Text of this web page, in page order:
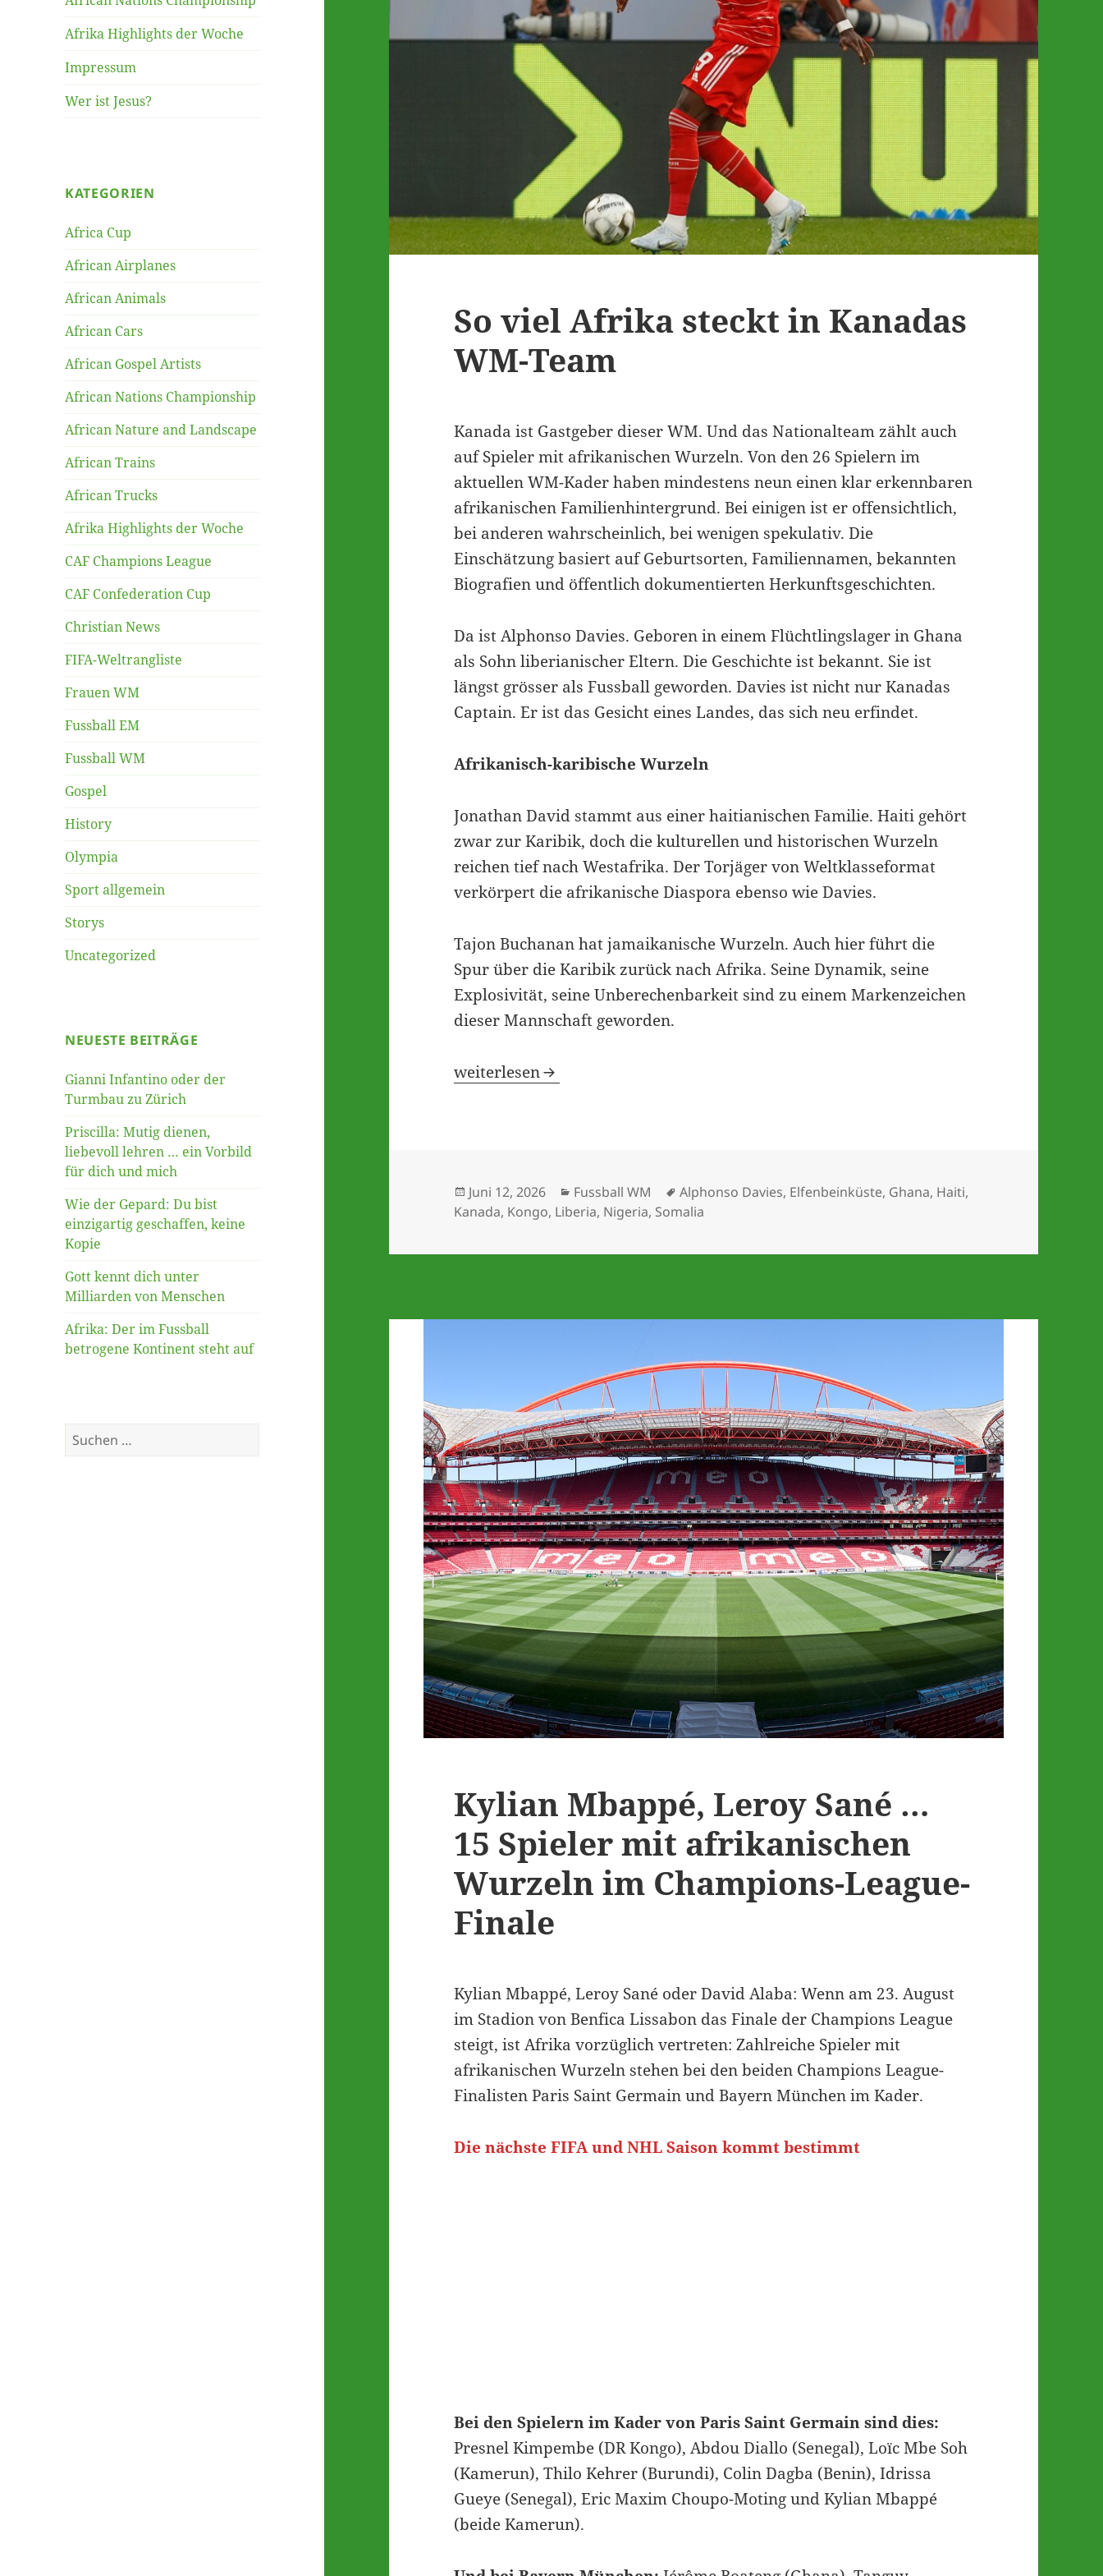
Afrika Highlights der Woche
Impressum
Wer ist Jesus?
KATEGORIEN
Africa Cup
African Airplanes
African Animals
African Cars
African Gospel Artists
African Nations Championship
African Nature and Landscape
African Trains
African Trucks
Afrika Highlights der Woche
CAF Champions League
CAF Confederation Cup
Christian News
FIFA-Weltrangliste
Frauen WM
Fussball EM
Fussball WM
Gospel
History
Olympia
Sport allgemein
Storys
Uncategorized
NEUESTE BEITRÄGE
Gianni Infantino oder der
Turmbau zu Zürich
Priscilla: Mutig dienen,
liebevoll lehren … ein Vorbild
für dich und mich
Wie der Gepard: Du bist
einzigartig geschaffen, keine
Kopie
Gott kennt dich unter
Milliarden von Menschen
Afrika: Der im Fussball
betrogene Kontinent steht auf
Suche
nach:
So viel Afrika steckt in Kanadas
WM-Team
Kanada ist Gastgeber dieser WM. Und das Nationalteam zählt auch
auf Spieler mit afrikanischen Wurzeln. Von den 26 Spielern im
aktuellen WM-Kader haben mindestens neun einen klar erkennbaren
afrikanischen Familienhintergrund. Bei einigen ist er offensichtlich,
bei anderen wahrscheinlich, bei wenigen spekulativ. Die
Einschätzung basiert auf Geburtsorten, Familiennamen, bekannten
Biografien und öffentlich dokumentierten Herkunftsgeschichten.
Da ist Alphonso Davies. Geboren in einem Flüchtlingslager in Ghana
als Sohn liberianischer Eltern. Die Geschichte ist bekannt. Sie ist
längst grösser als Fussball geworden. Davies ist nicht nur Kanadas
Captain. Er ist das Gesicht eines Landes, das sich neu erfindet.
Afrikanisch-karibische Wurzeln
Jonathan David stammt aus einer haitianischen Familie. Haiti gehört
zwar zur Karibik, doch die kulturellen und historischen Wurzeln
reichen tief nach Westafrika. Der Torjäger von Weltklasseformat
verkörpert die afrikanische Diaspora ebenso wie Davies.
Tajon Buchanan hat jamaikanische Wurzeln. Auch hier führt die
Spur über die Karibik zurück nach Afrika. Seine Dynamik, seine
Explosivität, seine Unberechenbarkeit sind zu einem Markenzeichen
dieser Mannschaft geworden.
So viel Afrika steckt in Kanadas WM-Team
weiterlesen
Veröffentlicht
am
Juni 12, 2026 Kategorien
Fussball WM Schlagwörter
Alphonso Davies, Elfenbeinküste, Ghana, Haiti,
Kanada, Kongo, Liberia, Nigeria, Somalia
Kylian Mbappé, Leroy Sané …
15 Spieler mit afrikanischen
Wurzeln im Champions-League-
Finale
Kylian Mbappé, Leroy Sané oder David Alaba: Wenn am 23. August
im Stadion von Benfica Lissabon das Finale der Champions League
steigt, ist Afrika vorzüglich vertreten: Zahlreiche Spieler mit
afrikanischen Wurzeln stehen bei den beiden Champions League-
Finalisten Paris Saint Germain und Bayern München im Kader.
Die nächste FIFA und NHL Saison kommt bestimmt
Bei den Spielern im Kader von Paris Saint Germain sind dies:
Presnel Kimpembe (DR Kongo), Abdou Diallo (Senegal), Loïc Mbe Soh
(Kamerun), Thilo Kehrer (Burundi), Colin Dagba (Benin), Idrissa
Gueye (Senegal), Eric Maxim Choupo-Moting und Kylian Mbappé
(beide Kamerun).